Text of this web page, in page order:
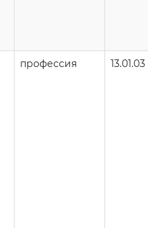
профессия 13.01.03